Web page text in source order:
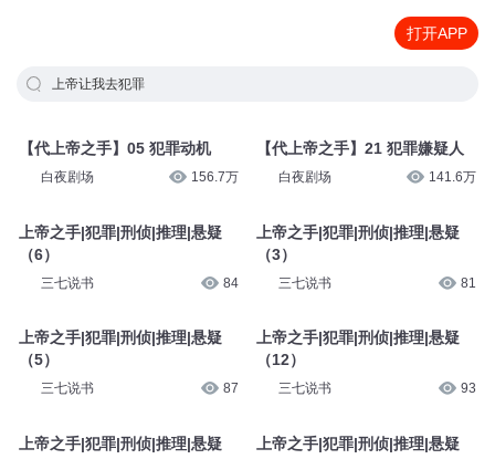
打开APP
上帝让我去犯罪
【代上帝之手】05 犯罪动机
白夜剧场 156.7万
上帝之手|犯罪|刑侦|推理|悬疑
（6）
三七说书 84
上帝之手|犯罪|刑侦|推理|悬疑
（5）
三七说书 87
上帝之手|犯罪|刑侦|推理|悬疑
【代上帝之手】21 犯罪嫌疑人
白夜剧场 141.6万
上帝之手|犯罪|刑侦|推理|悬疑
（3）
三七说书 81
上帝之手|犯罪|刑侦|推理|悬疑
（12）
三七说书 93
上帝之手|犯罪|刑侦|推理|悬疑